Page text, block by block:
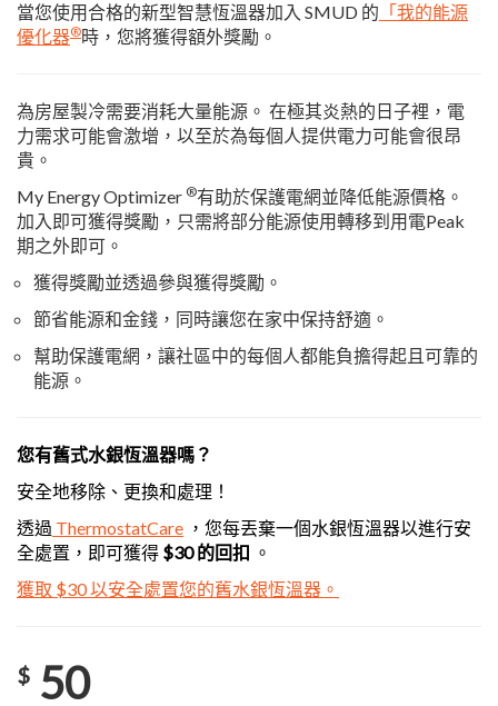
當您使用合格的新型智慧恆溫器加入 SMUD 的 「我的能源
優化器®時，您將獲得額外獎勵。
為房屋製冷需要消耗大量能源。 在極其炎熱的日子裡，電
力需求可能會激增，以至於為每個人提供電力可能會很昂
貴。
My Energy Optimizer ®有助於保護電網並降低能源價格。
加入即可獲得獎勵，只需將部分能源使用轉移到用電Peak
期之外即可。
獲得獎勵並透過參與獲得獎勵。
節省能源和金錢，同時讓您在家中保持舒適。
幫助保護電網，讓社區中的每個人都能負擔得起且可靠的
能源。
您有舊式水銀恆溫器嗎？
安全地移除、更換和處理！
透過 ThermostatCare ，您每丟棄一個水銀恆溫器以進行安
全處置，即可獲得 $30 的回扣 。
獲取 $30 以安全處置您的舊水銀恆溫器。
$ 50